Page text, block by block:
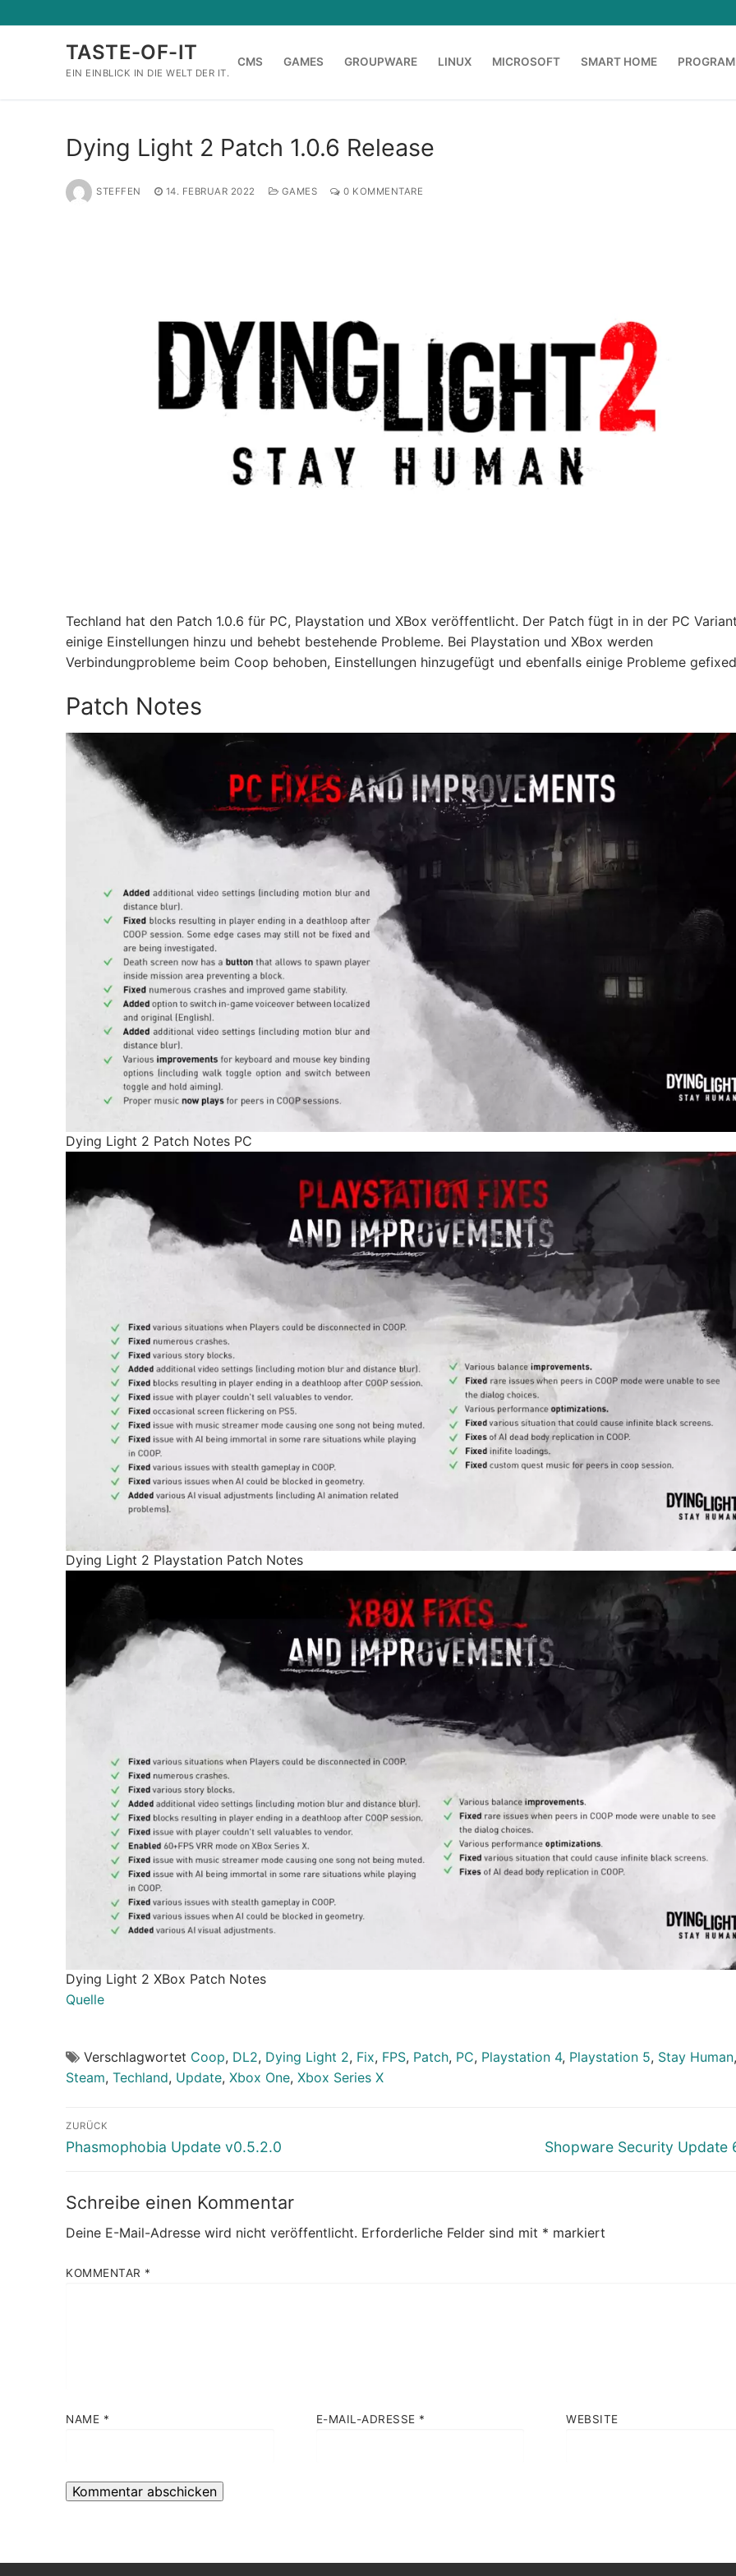
Inhalt
TASTE-OF-IT
EIN EINBLICK IN DIE WELT DER IT.
CMS GAMES GROUPWARE LINUX MICROSOFT SMART HOME
Dying Light 2 Patch 1.0.6 Release
STEFFEN 14. FEBRUAR 2022 GAMES 0 KOMMENTARE
Techland hat den Patch 1.0.6 für PC, Playstation und XBox veröffentlicht. Der Patch fügt in in der PC
einige Einstellungen hinzu und behebt bestehende Probleme. Bei Playstation und XBox werden
Verbindungprobleme beim Coop behoben, Einstellungen hinzugefügt und ebenfalls einige Probleme
Patch Notes
Dying Light 2 Patch Notes PC
Dying Light 2 Playstation Patch Notes
Dying Light 2 XBox Patch Notes
Quelle
Verschlagwortet Coop, DL2, Dying Light 2, Fix, FPS, Patch, PC, Playstation 4, Playstation 5, Stay Human,
Steam, Techland, Update, Xbox One, Xbox Series X
Beitragsnavigation
ZURÜCK
Vorheriger
Phasmophobia Update v0.5.2.0
Nächster
Shopware Security Update
Schreibe einen Kommentar
Deine E-Mail-Adresse wird nicht veröffentlicht. Erforderliche Felder sind mit * markiert
KOMMENTAR *
NAME * E-MAIL-ADRESSE * WEBSITE